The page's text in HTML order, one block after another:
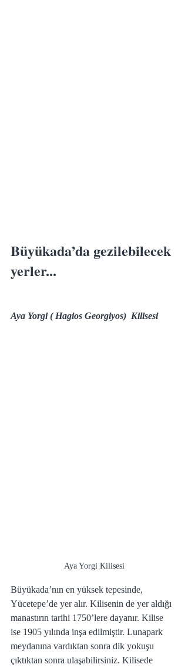
Büyükada’da gezilebilecek
yerler...
Aya Yorgi ( Hagios Georgiyos)  Kilisesi
Aya Yorgi Kilisesi
Büyükada’nın en yüksek tepesinde,
Yücetepe’de yer alır. Kilisenin de yer aldığı
manastırın tarihi 1750’lere dayanır. Kilise
ise 1905 yılında inşa edilmiştir. Lunapark
meydanına vardıktan sonra dik yokuşu
çıktıktan sonra ulaşabilirsiniz. Kilisede